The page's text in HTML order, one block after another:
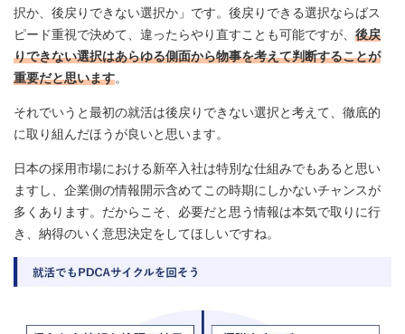
択か、後戻りできない選択か」です。後戻りできる選択ならばス
ピード重視で決めて、違ったらやり直すことも可能ですが、 後戻
りできない選択はあらゆる側面から物事を考えて判断することが
重要だと思います。
それでいうと最初の就活は後戻りできない選択と考えて、徹底的
に取り組んだほうが良いと思います。
日本の採用市場における新卒入社は特別な仕組みでもあると思い
ますし、企業側の情報開示含めてこの時期にしかないチャンスが
多くあります。だからこそ、必要だと思う情報は本気で取りに行
き、納得のいく意思決定をしてほしいですね。